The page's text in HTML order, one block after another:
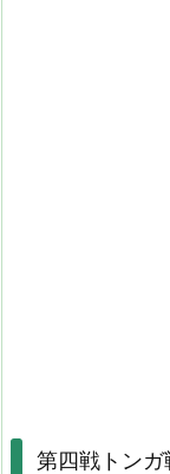
第四戦トンガ